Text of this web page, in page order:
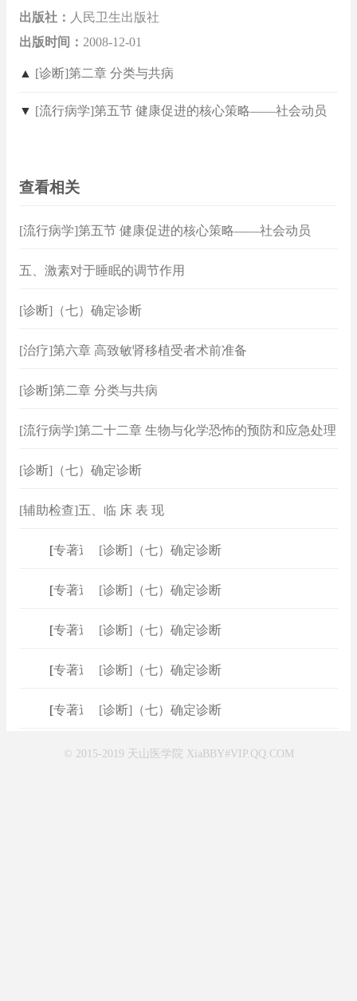
出版社： 人民卫生出版社
出版时间： 2008-12-01
▲ [诊断]第二章 分类与共病
▼ [流行病学]第五节 健康促进的核心策略——社会动员
查看相关
[流行病学]第五节 健康促进的核心策略——社会动员
五、激素对于睡眠的调节作用
[诊断]（七）确定诊断
[治疗]第六章 高致敏肾移植受者术前准备
[诊断]第二章 分类与共病
[流行病学]第二十二章 生物与化学恐怖的预防和应急处理
[诊断]（七）确定诊断
[辅助检查]五、临 床 表 现
专著速查]
[诊断]（七）确定诊断
专著速查]
[诊断]（七）确定诊断
专著速查]
[诊断]（七）确定诊断
专著速查]
[诊断]（七）确定诊断
专著速查]
[诊断]（七）确定诊断
© 2015-2019 天山医学院 XiaBBY#VIP.QQ.COM